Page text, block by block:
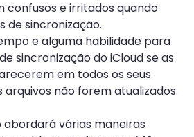
confusos e irritados quando
sincronização.
e alguma habilidade para
sincronização do iCloud se as
em todos os seus
arquivos não forem atualizados.
abordará várias maneiras